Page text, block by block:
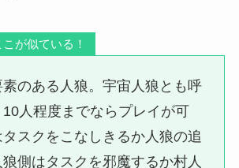
が似ている！
のある人狼。宇宙人狼とも呼
人程度までならプレイが可
スクをこなしきるか人狼の追
側はタスクを邪魔するか村人